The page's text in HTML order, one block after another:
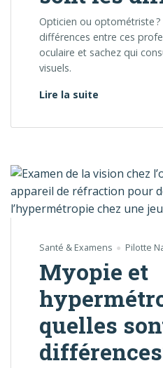
Opticien ou optométriste ?
différences entre ces
oculaire et sachez qui
visuels.
Lire la suite
Santé & Examens Pilotte
Myopie et
quelles